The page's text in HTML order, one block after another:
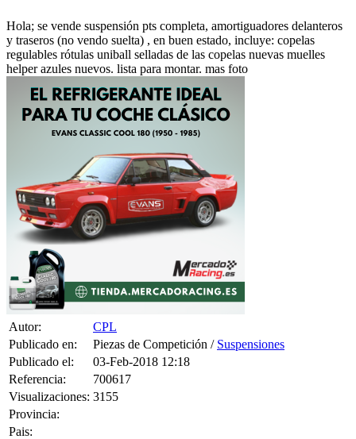
Hola; se vende suspensión pts completa, amortiguadores delanteros
y traseros (no vendo suelta) , en buen estado, incluye: copelas
regulables rótulas uniball selladas de las copelas nuevas muelles
helper azules nuevos. lista para montar. mas foto
Autor:
CPL
Publicado en:
Piezas de Competición / Suspensiones
Publicado el:
03-Feb-2018 12:18
Referencia:
700617
Visualizaciones: 3155
Provincia:
Pais: